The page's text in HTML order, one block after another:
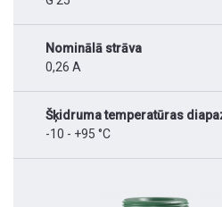
Nominālā strāva
0,26 A
Šķidruma temperatūras
-10 - +95 °C